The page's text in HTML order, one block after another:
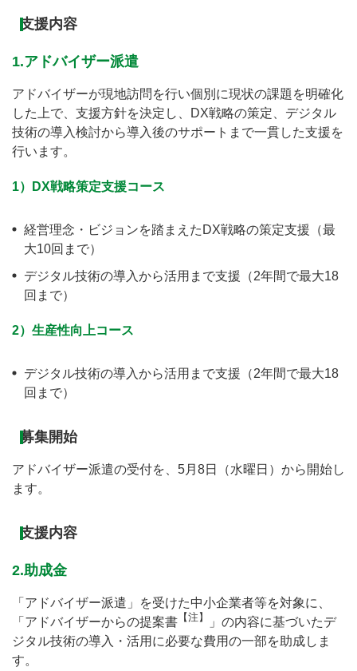
支援内容
1.アドバイザー派遣
アドバイザーが現地訪問を行い個別に現状の課題を明確化
した上で、支援方針を決定し、DX戦略の策定、デジタル
技術の導入検討から導入後のサポートまで一貫した支援を
行います。
1）DX戦略策定支援コース
経営理念・ビジョンを踏まえたDX戦略の策定支援（最
大10回まで）
デジタル技術の導入から活用まで支援（2年間で最大18
回まで）
2）生産性向上コース
デジタル技術の導入から活用まで支援（2年間で最大18
回まで）
募集開始
アドバイザー派遣の受付を、5月8日（水曜日）から開始し
ます。
支援内容
2.助成金
「アドバイザー派遣」を受けた中小企業者等を対象に、
「アドバイザーからの提案書 【注】
」の内容に基づいたデ
ジタル技術の導入・活用に必要な費用の一部を助成しま
す。